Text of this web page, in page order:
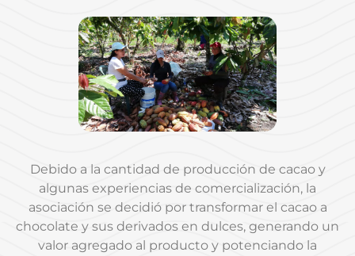
Debido a la cantidad de producción de cacao y
algunas experiencias de comercialización, la
asociación se decidió por transformar el cacao a
chocolate y sus derivados en dulces, generando un
valor agregado al producto y potenciando la